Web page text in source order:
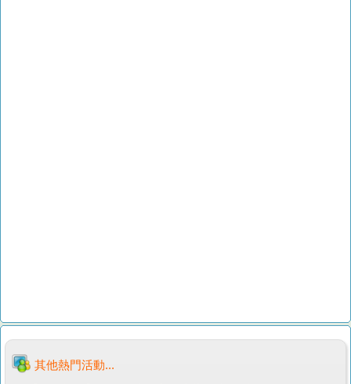
其他熱門活動...